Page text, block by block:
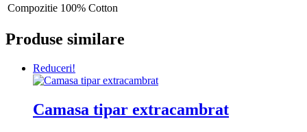
Compozitie 100% Cotton
Produse similare
Reduceri!
Camasa tipar extracambrat